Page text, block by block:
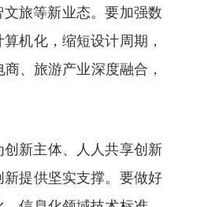
旅等新业态。要加强数
机化，缩短设计周期，
、旅游产业深度融合，
新主体、人人共享创新
提供坚实支撑。要做好